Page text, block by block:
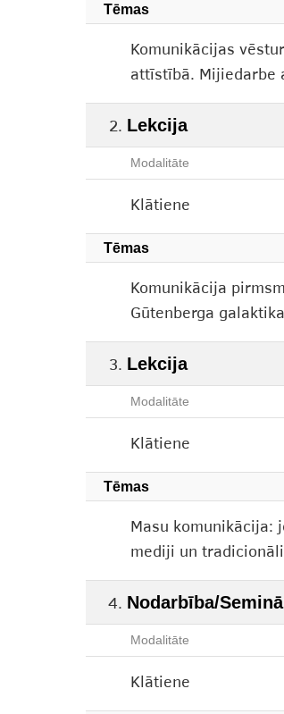
Tēmas
Komunikācijas
attīstībā. Mijiedarbe
Lekcija
Modalitāte
Klātiene
Tēmas
Komunikācija
Gūtenberga
Lekcija
Modalitāte
Klātiene
Tēmas
Masu komunikācija:
mediji un
Nodarbība/
Modalitāte
Klātiene